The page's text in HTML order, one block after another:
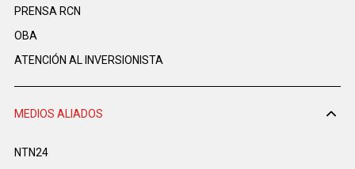
PRENSA RCN
OBA
ATENCIÓN AL INVERSIONISTA
MEDIOS ALIADOS
NTN24